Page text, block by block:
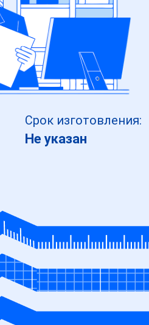
Срок изготовления:
Не указан